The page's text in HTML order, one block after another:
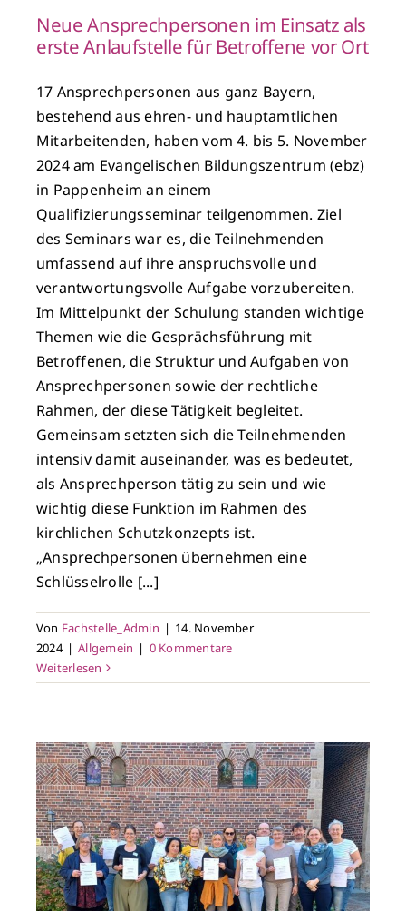
Neue Ansprechpersonen im Einsatz als
erste Anlaufstelle für Betroffene vor Ort
17 Ansprechpersonen aus ganz Bayern,
bestehend aus ehren- und hauptamtlichen
Mitarbeitenden, haben vom 4. bis 5. November
2024 am Evangelischen Bildungszentrum (ebz)
in Pappenheim an einem
Qualifizierungsseminar teilgenommen. Ziel
des Seminars war es, die Teilnehmenden
umfassend auf ihre anspruchsvolle und
verantwortungsvolle Aufgabe vorzubereiten.
Im Mittelpunkt der Schulung standen wichtige
Themen wie die Gesprächsführung mit
Betroffenen, die Struktur und Aufgaben von
Ansprechpersonen sowie der rechtliche
Rahmen, der diese Tätigkeit begleitet.
Gemeinsam setzten sich die Teilnehmenden
intensiv damit auseinander, was es bedeutet,
als Ansprechperson tätig zu sein und wie
wichtig diese Funktion im Rahmen des
kirchlichen Schutzkonzepts ist.
„Ansprechpersonen übernehmen eine
Schlüsselrolle [...]
Von Fachstelle_Admin | 14. November
2024 | Allgemein | 0 Kommentare
Weiterlesen